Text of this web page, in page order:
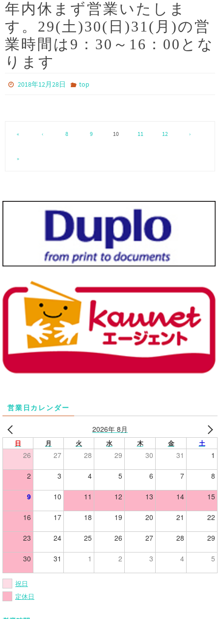
年内休まず営業いたしま
す。29(土)30(日)31(月)の営
業時間は9：30～16：00とな
ります
2018年12月28日 top
« ‹ 8 9 10 11 12 ›
»
営業日カレンダー
2026年 8月
日 月 火 水 木 金 土
26 27 28 29 30 31 1
2 3 4 5 6 7 8
9 10 11 12 13 14 15
16 17 18 19 20 21 22
23 24 25 26 27 28 29
30 31 1 2 3 4 5
祝日
定休日